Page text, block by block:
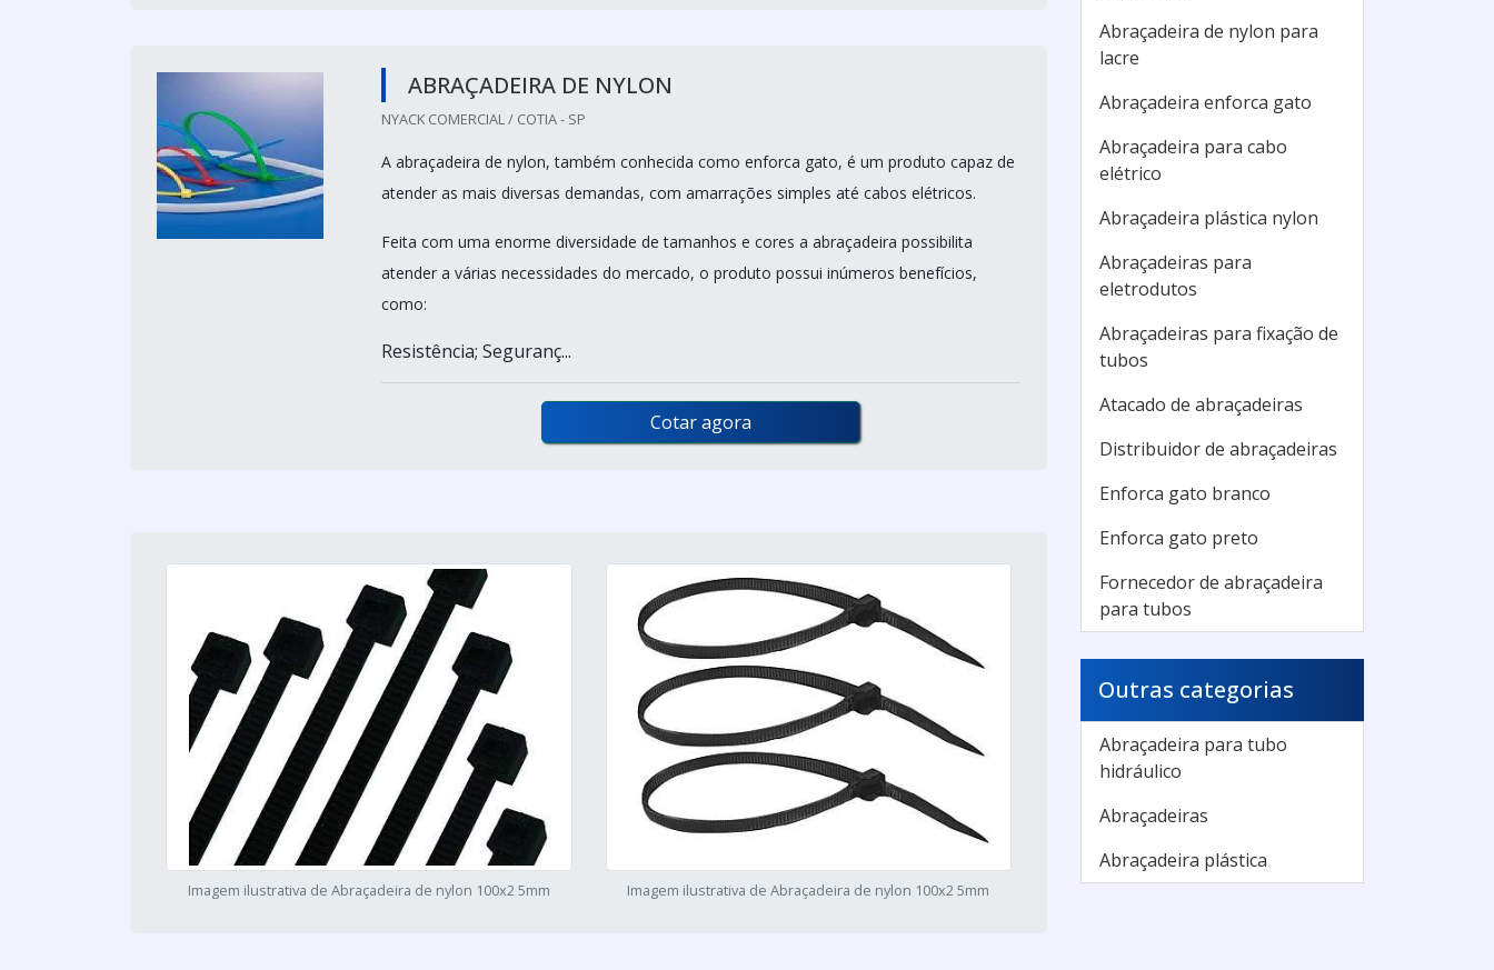
ABRAÇADEIRA DE NYLON
NYACK COMERCIAL / COTIA - SP
A abraçadeira de nylon, também conhecida como enforca gato, é um produto capaz de
atender as mais diversas demandas, com amarrações simples até cabos elétricos.
Feita com uma enorme diversidade de tamanhos e cores a abraçadeira possibilita
atender a várias necessidades do mercado, o produto possui inúmeros benefícios,
como:
Resistência; Seguranç...
Cotar agora
Imagem ilustrativa de Abraçadeira de nylon 100x2 5mm Imagem ilustrativa de Abraçadeira de nylon 100x2 5mm
Abraçadeira de nylon para
lacre
Abraçadeira enforca gato
Abraçadeira para cabo
elétrico
Abraçadeira plástica nylon
Abraçadeiras para
eletrodutos
Abraçadeiras para fixação de
tubos
Atacado de abraçadeiras
Distribuidor de abraçadeiras
Enforca gato branco
Enforca gato preto
Fornecedor de abraçadeira
para tubos
Outras categorias
Abraçadeira para tubo
hidráulico
Abraçadeiras
Abraçadeira plástica